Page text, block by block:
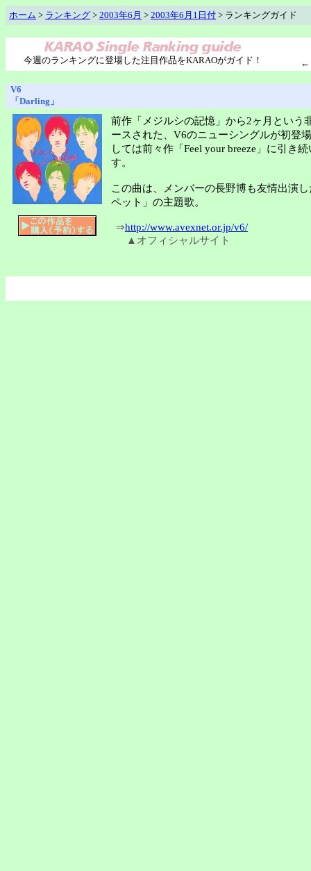
ホーム > ランキング > 2003年6月 > 2003年6月1日付 > ランキングガイド
今週のランキングに登場した注目作品をKARAOがガイド！ ←
V6
「Darling」
前作「メジルシの記憶」から2ヶ月という
ースされた、V6のニューシングルが初登
しては前々作「Feel your breeze」に引き
す。
この曲は、メンバーの長野博も友情出演
ペット」の主題歌。
⇒http://www.avexnet.or.jp/v6/
▲オフィシャルサイト